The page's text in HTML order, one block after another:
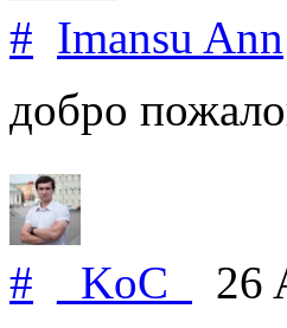
# Imansu Ann
добро
# _KoC_ 26